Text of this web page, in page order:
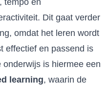
tempo en
Dit gaat verder
omdat het leren wordt
effectief en passend is
is hiermee een
learning, waarin de